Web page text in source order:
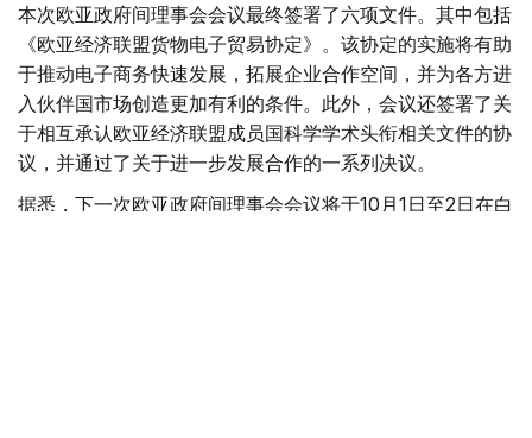
本次欧亚政府间理事会会议最终签署了六项文件。其中包括
《欧亚经济联盟货物电子贸易协定》。该协定的实施将有助
于推动电子商务快速发展，拓展企业合作空间，并为各方进
入伙伴国市场创造更加有利的条件。此外，会议还签署了关
于相互承认欧亚经济联盟成员国科学学术头衔相关文件的协
议，并通过了关于进一步发展合作的一系列决议。
据悉，下一次欧亚政府间理事会会议将于10月1日至2日在白